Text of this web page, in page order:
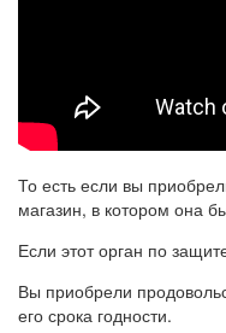
То есть если вы
магазин, в котором она
Если этот орган по
Вы приобрели
его срока годности.